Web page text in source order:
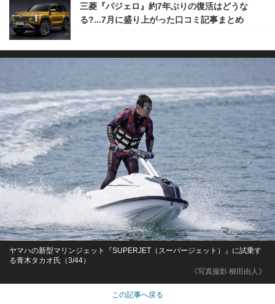
三菱『パジェロ』約7年ぶりの復活はどうな
る?...7月に盛り上がった口コミ記事まとめ
《写真撮影 柳田由人》
ヤマハの新型マリンジェット『SUPERJET（スーパージェット）』に試乗す
る青木タカオ氏（3/44）
この記事へ戻る